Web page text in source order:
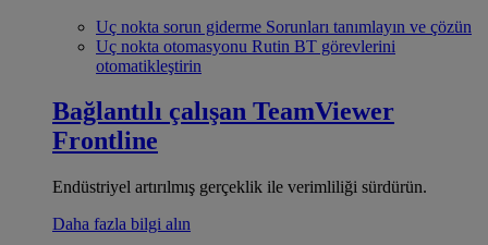
Uç nokta sorun giderme Sorunları tanımlayın ve çözün
Uç nokta otomasyonu Rutin BT görevlerini
otomatikleştirin
Bağlantılı çalışan TeamViewer
Frontline
Endüstriyel artırılmış gerçeklik ile verimliliği sürdürün.
Daha fazla bilgi alın